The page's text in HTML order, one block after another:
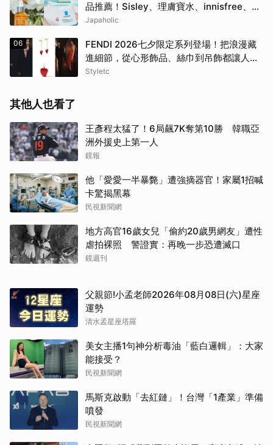
品推薦！Sisley、理膚寶水、innisfree、
Bifesta 4大爆款一次看
Japaholic
06
FENDI 2026七夕限定系列登場！把浪漫藏
進細節，從心形飾品、絲巾到吊飾都讓人一
眼心動
Styletc
其他人也看了
王彥程太猛了！6局飆7K奪第10勝 韓職亞
洲外援史上第一人
鏡報
他「愛愛一半暴斃」遭強摘器官！家屬1招喊
卡驚揭黑幕
民視新聞網
地方高官16歲女兒「偷約20歲男網友」遭性
虐拍裸照 警證實：再晚一步恐遭滅口
鏡週刊
父親節!小孟老師2026年08月08日(六)星座
運勢
清水孟星座塔羅
美女主播1句神分析毒油「藍白邏輯」：大家
能接受？
民視新聞網
馬斯克啟動「去紅鏈」！台灣「1產業」準備
噴發
民視新聞網